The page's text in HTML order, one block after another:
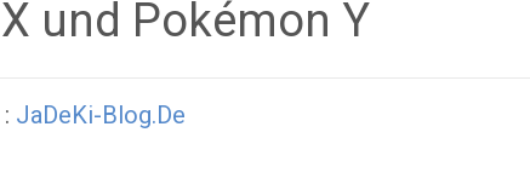
und Pokémon Y
JaDeKi-Blog.de